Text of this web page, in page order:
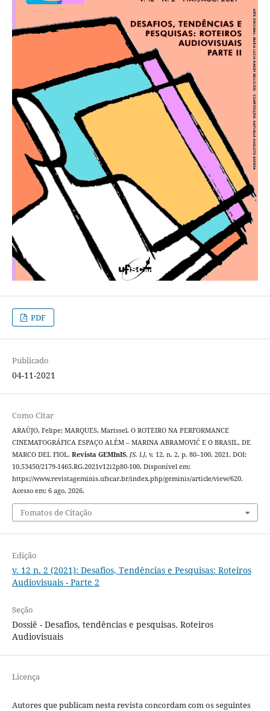
PDF
Publicado
04-11-2021
Como Citar
ARAÚJO, Felipe; MARQUES, Marissel. O ROTEIRO NA PERFORMANCE
CINEMATOGRÁFICA ESPAÇO ALÉM – MARINA ABRAMOVIĆ E O BRASIL, DE
MARCO DEL FIOL. Revista GEMInIS, [S. l.], v. 12, n. 2, p. 80–100, 2021. DOI:
10.53450/2179-1465.RG.2021v12i2p80-100. Disponível em:
https://www.revistageminis.ufscar.br/index.php/geminis/article/view/620.
Acesso em: 6 ago. 2026.
Fomatos de Citação
Edição
v. 12 n. 2 (2021): Desafios, Tendências e Pesquisas: Roteiros
Audiovisuais - Parte 2
Seção
Dossiê - Desafios, tendências e pesquisas. Roteiros
Audiovisuais
Licença
Autores que publicam nesta revista concordam com os seguintes